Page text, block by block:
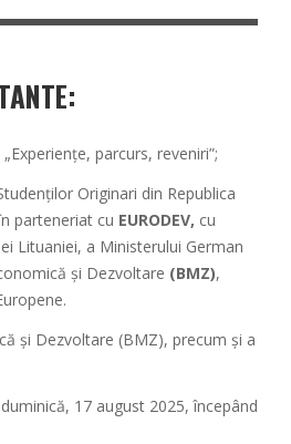
„Experiențe, parcurs, reveniri”;
Originari din Republica
parteneriat cu EURODEV, cu
Lituaniei, a Ministerului German
și Dezvoltare (BMZ),
și Dezvoltare (BMZ), precum și a
duminică, 17 august 2025, începând